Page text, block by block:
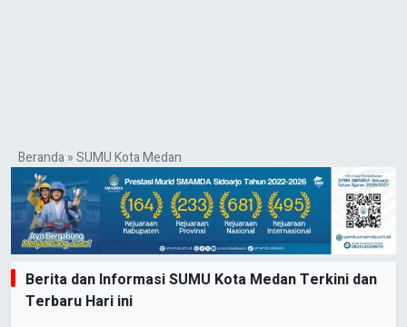
Beranda»SUMU Kota Medan
Berita dan Informasi SUMU Kota Medan Terkini dan
Terbaru Hari ini